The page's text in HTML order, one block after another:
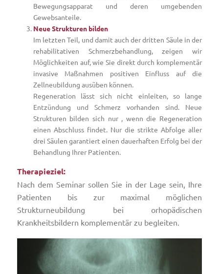
Bewegungsapparat und deren umgebenden
Gewebsanteile.
Neue Strukturen bilden
Im letzten Teil, und damit auch der dritten Säule in der
rehabilitativen Schmerzbehandlung, zeigen wir
Möglichkeiten auf, wie Sie direkt durch komplementär
invasive Maßnahmen positiven Einfluss auf die
Zellneubildung ausüben können.
Regeneration lässt sich nicht einleiten, so lange
Entzündung und Schmerz vorhanden sind. Neue
Strukturen bilden sich nur , wenn die Regeneration
einen Abschluss findet. Nur die strikte Abfolge aller
drei Säulen garantiert einen dauerhaften Erfolg bei der
Behandlung Ihrer Patienten.
Therapieziel:
Nach dem Seminar sollen Sie in der Lage sein, Ihre
Patienten bis zur maximal möglichen
Strukturneubildung bei orhopädischen
Krankheitsbildern komplementär zu begleiten.